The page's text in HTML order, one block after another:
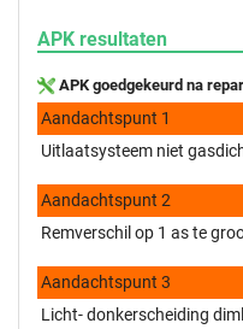
APK resultaten
APK goedgekeurd na
Aandachtspunt 1
Uitlaatsysteem niet
Aandachtspunt 2
Remverschil op 1 as te
Aandachtspunt 3
Licht- donkerscheiding